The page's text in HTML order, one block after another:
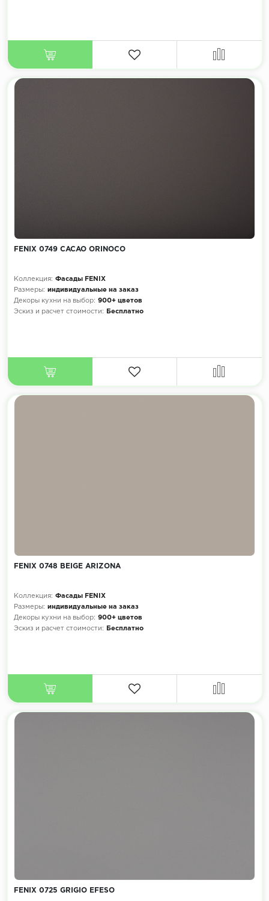
FENIX 0749 CACAO ORINOCO
Коллекция: Фасады FENIX
Размеры: индивидуальные на заказ
Декоры кухни на выбор: 900+ цветов
Эскиз и расчет стоимости:
Бесплатно
FENIX 0748 BEIGE ARIZONA
Коллекция: Фасады FENIX
Размеры: индивидуальные на заказ
Декоры кухни на выбор: 900+ цветов
Эскиз и расчет стоимости:
Бесплатно
FENIX 0725 GRIGIO EFESO